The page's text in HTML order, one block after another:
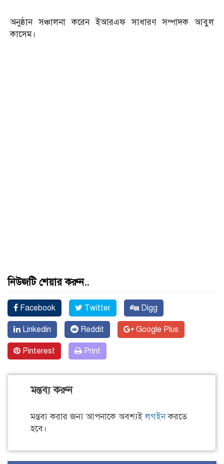
অনুষ্ঠান সঞ্চালনা করেন ইআরএফ সাধারণ সম্পাদক আবুল
কাসেম।
নিউজটি শেয়ার করুন..
Facebook Twitter Digg
Linkedin Reddit Google Plus
Pinterest Print
মন্তব্য করুন
মন্তব্য করার জন্য আপনাকে অবশ্যইলগইনকরতে
হবে।